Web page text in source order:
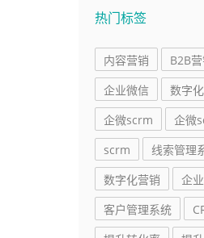
热门标签
内容营销 B2B
企业微信
数字
企微scrm
企微
scrm
线索管理
数字化营销
企
客户管理系统